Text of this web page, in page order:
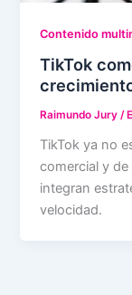
Contenido
TikTok
Raimundo Jury/
TikTok ya no
comercial y
integran
velocidad.